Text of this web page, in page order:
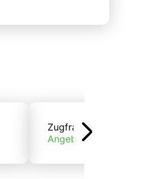
Zugfracht
Angebote bekommen